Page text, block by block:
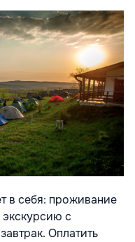
в себя: проживание
экскурсию с
Оплатить